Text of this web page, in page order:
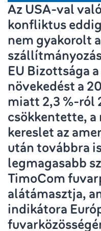
Az USA-val
konfliktus
nem gyakorolt
EU Bizottsága
növekedést a
miatt 2,3 %-ról
csökkentette, a
kereslet az
után továbbra
legmagasabb
TimoCom
alátámasztja,
indikátora